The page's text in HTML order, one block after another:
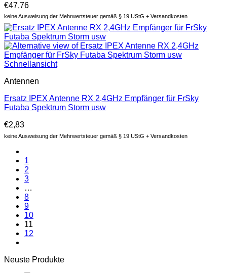
€47,76
keine Ausweisung der Mehrwertsteuer gemäß § 19 UStG + Versandkosten
Schnellansicht
Antennen
Ersatz IPEX Antenne RX 2,4GHz Empfänger für FrSky
Futaba Spektrum Storm usw
€2,83
keine Ausweisung der Mehrwertsteuer gemäß § 19 UStG + Versandkosten
1
2
3
…
8
9
10
11
12
Neuste Produkte